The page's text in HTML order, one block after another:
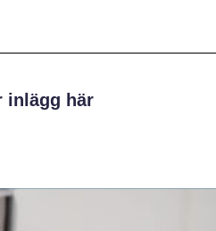
inlägg här